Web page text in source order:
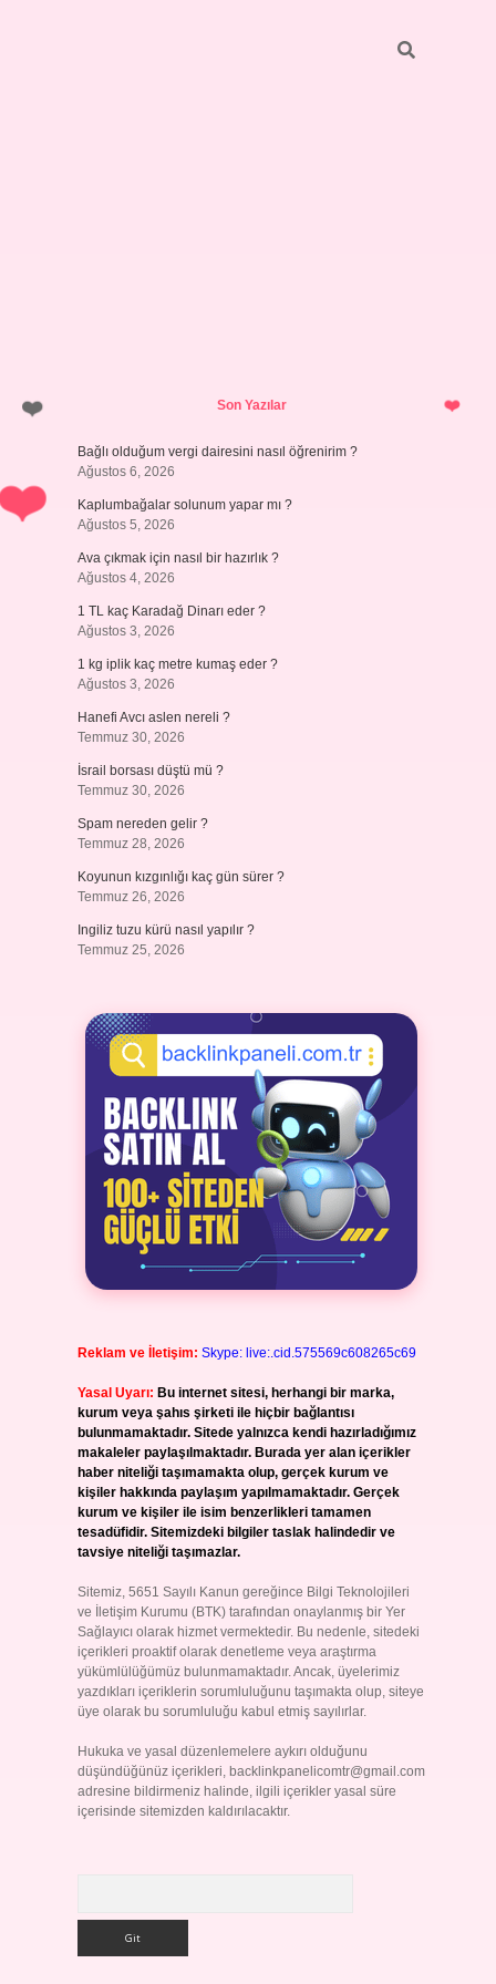
SidebarSon Yazılar
Bağlı olduğum vergi dairesini nasıl öğrenirim ?
Ağustos 6, 2026
Kaplumbağalar solunum yapar mı ?
Ağustos 5, 2026
Ava çıkmak için nasıl bir hazırlık ?
Ağustos 4, 2026
1 TL kaç Karadağ Dinarı eder ?
Ağustos 3, 2026
1 kg iplik kaç metre kumaş eder ?
Ağustos 3, 2026
Hanefi Avcı aslen nereli ?
Temmuz 30, 2026
İsrail borsası düştü mü ?
Temmuz 30, 2026
Spam nereden gelir ?
Temmuz 28, 2026
Koyunun kızgınlığı kaç gün sürer ?
Temmuz 26, 2026
Ingiliz tuzu kürü nasıl yapılır ?
Temmuz 25, 2026
Reklam ve İletişim: Skype: live:.cid.575569c608265c69
Yasal Uyarı: Bu internet sitesi, herhangi bir marka,
kurum veya şahıs şirketi ile hiçbir bağlantısı
bulunmamaktadır. Sitede yalnızca kendi hazırladığımız
makaleler paylaşılmaktadır. Burada yer alan içerikler
haber niteliği taşımamakta olup, gerçek kurum ve
kişiler hakkında paylaşım yapılmamaktadır. Gerçek
kurum ve kişiler ile isim benzerlikleri tamamen
tesadüfidir. Sitemizdeki bilgiler taslak halindedir ve
tavsiye niteliği taşımazlar.
Sitemiz, 5651 Sayılı Kanun gereğince Bilgi Teknolojileri
ve İletişim Kurumu (BTK) tarafından onaylanmış bir Yer
Sağlayıcı olarak hizmet vermektedir. Bu nedenle, sitedeki
içerikleri proaktif olarak denetleme veya araştırma
yükümlülüğümüz bulunmamaktadır. Ancak, üyelerimiz
yazdıkları içeriklerin sorumluluğunu taşımakta olup, siteye
üye olarak bu sorumluluğu kabul etmiş sayılırlar.
Hukuka ve yasal düzenlemelere aykırı olduğunu
düşündüğünüz içerikleri, backlinkpanelicomtr@gmail.com
adresine bildirmeniz halinde, ilgili içerikler yasal süre
içerisinde sitemizden kaldırılacaktır.